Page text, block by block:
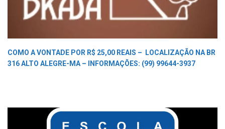
COMO A VONTADE POR R$ 25,00 REAIS –
LOCALIZAÇÃO NA BR
316 ALTO ALEGRE-MA –
INFORMAÇÕES: (99) 99644-3937